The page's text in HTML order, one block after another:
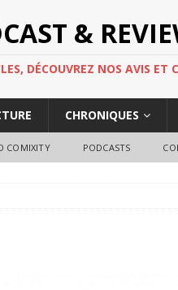
&
DÉCOUVREZ NOS AVIS ET
CHRONIQUES
COMIXITY PODCASTS